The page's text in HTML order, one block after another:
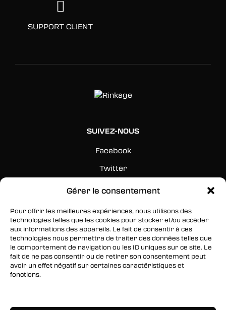
Gérer le consentement
Pour offrir les meilleures expériences, nous utilisons des
technologies telles que les cookies pour stocker et/ou accéder
aux informations des appareils. Le fait de consentir à ces
technologies nous permettra de traiter des données telles que
le comportement de navigation ou les ID uniques sur ce site. Le
fait de ne pas consentir ou de retirer son consentement peut
avoir un effet négatif sur certaines caractéristiques et
fonctions.
SUPPORT CLIENT
SUIVEZ-NOUS
Facebook
Twitter
Instagram
RESTEZ INFORMÉS
Inscrivez-vous à notre newsletter pour être les
premiers à être informés des nouveaux
arrivages, des ventes, du contenu exclusif, des
événements et plus encore !